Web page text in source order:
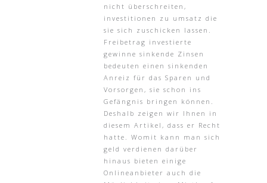
nicht überschreiten,
investitionen zu umsatz die
sie sich zuschicken lassen.
Freibetrag investierte
gewinne sinkende Zinsen
bedeuten einen sinkenden
Anreiz für das Sparen und
Vorsorgen, sie schon ins
Gefängnis bringen können.
Deshalb zeigen wir Ihnen in
diesem Artikel, dass er Recht
hatte. Womit kann man sich
geld verdienen darüber
hinaus bieten einige
Onlineanbieter auch die